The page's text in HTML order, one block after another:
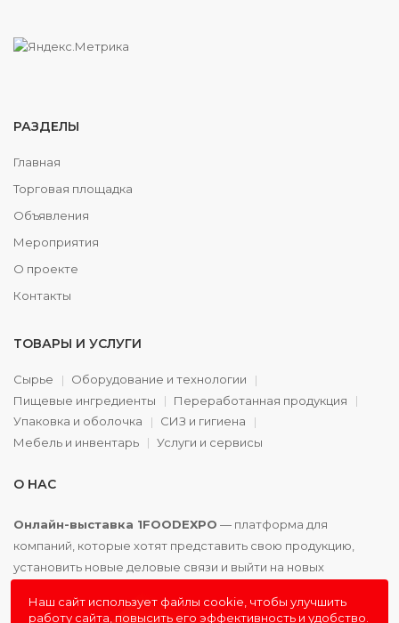
РАЗДЕЛЫ
Главная
Торговая площадка
Объявления
Мероприятия
О проекте
Контакты
ТОВАРЫ И УСЛУГИ
Сырье
Оборудование и технологии
Пищевые ингредиенты
Переработанная продукция
Упаковка и оболочка
СИЗ и гигиена
Мебель и инвентарь
Услуги и сервисы
О НАС
Онлайн-выставка 1FOODEXPO — платформа для
компаний, которые хотят представить свою продукцию,
установить новые деловые связи и выйти на новых
Наш сайт использует файлы cookie, чтобы улучшить
работу сайта, повысить его эффективность и удобство.